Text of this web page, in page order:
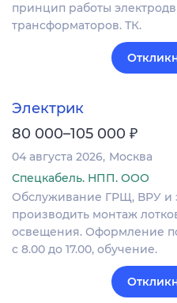
принцип работы
трансформаторов. ТК.
Электрик
80 000–105 000 ₽
04 августа 2026 Москва
Спецкабель. НПП. ООО
Обслуживание ГРЩ, ВРУ и
производить монтаж
освещения. Оформление
с 8.00 до 17.00, обучение.